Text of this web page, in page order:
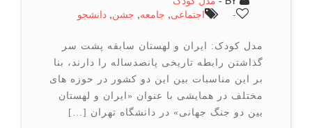
اجتماعی,جامعه ,جشن,دانشجو
مدل کودک: ایران و لهستان سابقه پشت سر
گذاشتن رابطه تاریخی پانصدساله را دارند، بنا
بر این مناسبات بین این دو کشور در حوزه های
مختلف در همایشی با عنوان «ایران و لهستان
بین دو جنگ جهانی» در دانشگاه تهران […]